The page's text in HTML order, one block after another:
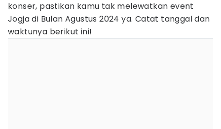
konser, pastikan kamu tak melewatkan event
Jogja di Bulan Agustus 2024 ya. Catat tanggal dan
waktunya berikut ini!